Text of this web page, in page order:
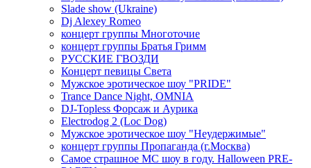
Slade show (Ukraine)
Dj Alexey Romeo
концерт группы Многоточие
концерт группы Братья Гримм
РУССКИЕ ГВОЗДИ
Концерт певицы Света
Мужское эротическое шоу "PRIDE"
Trance Dance Night, OMNIA
DJ-Topless Форсаж и Аурика
Electrodog 2 (Loc Dog)
Мужское эротическое шоу "Неудержимые"
концерт группы Пропаганда (г.Москва)
Самое страшное МС шоу в году. Halloween PRE-